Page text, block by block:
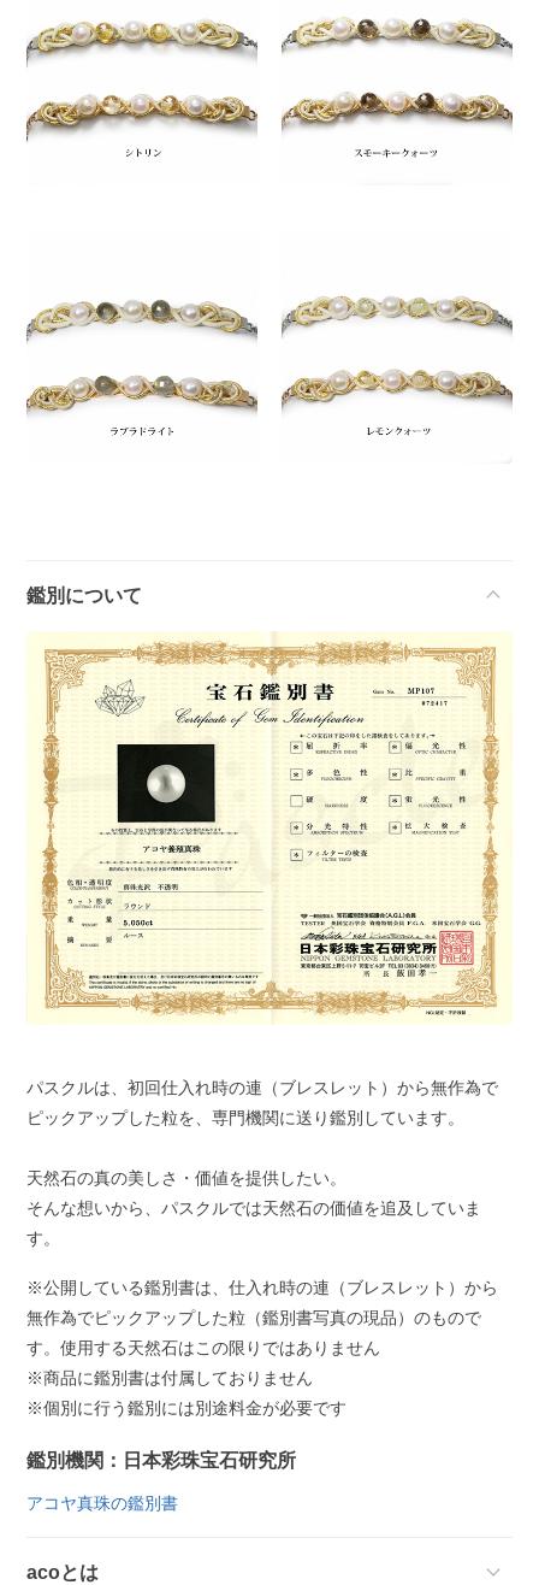
鑑別について
パスクルは、初回仕入れ時の連（ブレスレット）から無作為で
ピックアップした粒を、専門機関に送り鑑別しています。
天然石の真の美しさ・価値を提供したい。
そんな想いから、パスクルでは天然石の価値を追及していま
す。
※公開している鑑別書は、仕入れ時の連（ブレスレット）から
無作為でピックアップした粒（鑑別書写真の現品）のもので
す。使用する天然石はこの限りではありません
※商品に鑑別書は付属しておりません
※個別に行う鑑別には別途料金が必要です
鑑別機関：日本彩珠宝石研究所
アコヤ真珠の鑑別書
acoとは